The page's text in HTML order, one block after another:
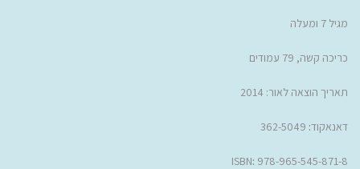
מגיל 7 ומעלה
כריכה קשה, 79 עמודים
תאריך הוצאה לאור: 2014
דאנאקוד:
362-5049
ISBN: 978-965-545-871-8